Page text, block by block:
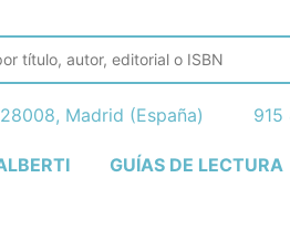
GUÍAS DE LECTURA
Madrid (España) 915